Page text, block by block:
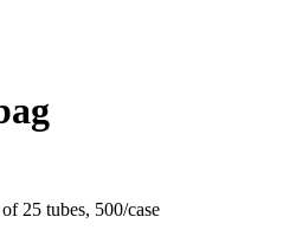
25 tubes, 500/case